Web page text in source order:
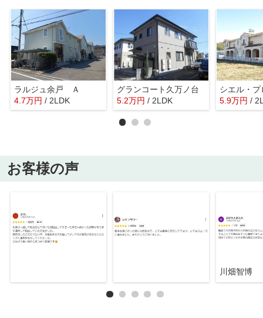
ラルジュ余戸 Ａ
4.7万円 / 2LDK
グランコート久万ノ台
5.2万円 / 2LDK
シエル・
5.9万円 /
お客様の声
川畑智博